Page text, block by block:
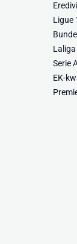
Ligue
Laliga
Serie
EK-